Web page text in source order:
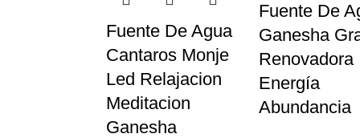
Fuente De Agua
Cantaros Monje
Led Relajacion
Meditacion
Ganesha
Fuente De
Ganesha
Renovadora
Energía
Abundancia